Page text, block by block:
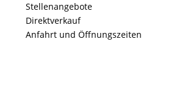
Stellenangebote
Direktverkauf
Anfahrt und Öffnungszeiten